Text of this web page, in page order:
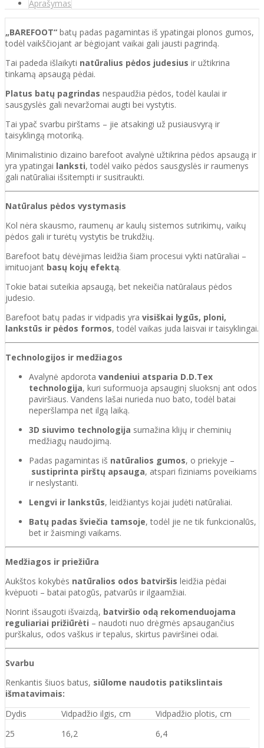
Aprašymas
„BAREFOOT“ batų padas pagamintas iš ypatingai plonos gumos,
todėl vaikščiojant ar bėgiojant vaikai gali jausti pagrindą.
Tai padeda išlaikyti natūralius pėdos judesius ir užtikrina
tinkamą apsaugą pėdai.
Platus batų pagrindas nespaudžia pėdos, todėl kaulai ir
sausgyslės gali nevaržomai augti bei vystytis.
Tai ypač svarbu pirštams – jie atsakingi už pusiausvyrą ir
taisyklingą motoriką.
Minimalistinio dizaino barefoot avalynė užtikrina pėdos apsaugą ir
yra ypatingai lanksti, todėl vaiko pėdos sausgyslės ir raumenys
gali natūraliai išsitempti ir susitraukti.
Natūralus pėdos vystymasis
Kol nėra skausmo, raumenų ar kaulų sistemos sutrikimų, vaikų
pėdos gali ir turėtų vystytis be trukdžių.
Barefoot batų dėvėjimas leidžia šiam procesui vykti natūraliai –
imituojant basų kojų efektą.
Tokie batai suteikia apsaugą, bet nekeičia natūralaus pėdos
judesio.
Barefoot batų padas ir vidpadis yra visiškai lygūs, ploni,
lankstūs ir pėdos formos, todėl vaikas juda laisvai ir taisyklingai.
Technologijos ir medžiagos
Avalynė apdorota vandeniui atsparia D.D.Tex
technologija, kuri suformuoja apsauginį sluoksnį ant odos
paviršiaus. Vandens lašai nurieda nuo bato, todėl batai
neperšlampa net ilgą laiką.
3D siuvimo technologija sumažina klijų ir cheminių
medžiagų naudojimą.
Padas pagamintas iš natūralios gumos, o priekyje –
sustiprinta pirštų apsauga, atspari fiziniams poveikiams
ir neslystanti.
Lengvi ir lankstūs, leidžiantys kojai judėti natūraliai.
Batų padas šviečia tamsoje, todėl jie ne tik funkcionalūs,
bet ir žaismingi vaikams.
Medžiagos ir priežiūra
Aukštos kokybės natūralios odos batviršis leidžia pėdai
kvėpuoti – batai patogūs, patvarūs ir ilgaamžiai.
Norint išsaugoti išvaizdą, batviršio odą rekomenduojama
reguliariai prižiūrėti – naudoti nuo drėgmės apsaugančius
purškalus, odos vaškus ir tepalus, skirtus paviršinei odai.
Svarbu
Renkantis šiuos batus, siūlome naudotis patikslintais
išmatavimais:
Dydis
Vidpadžio ilgis, cm
Vidpadžio plotis, cm
25
16,2 6,4